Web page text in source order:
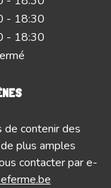
- 18:30
- 18:30
contenir des
plus amples
contacter par e-